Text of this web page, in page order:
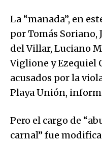
La “manada”, en
por Tomás Soriano,
del Villar, Luciano
Viglione y Ezequiel
acusados por la
Playa Unión,
Pero el cargo de
carnal” fue